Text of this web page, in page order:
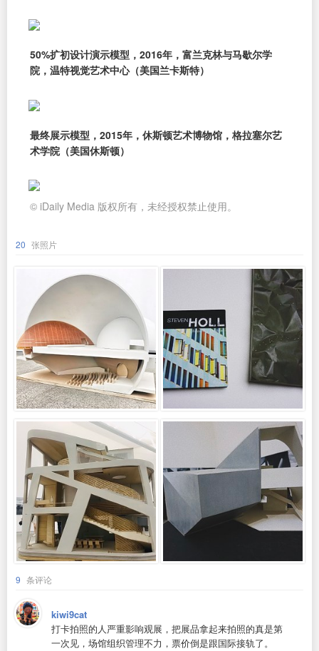
50%扩初设计演示模型，2016年，富兰克林与马歇尔学
院，温特视觉艺术中心（美国兰卡斯特）
最终展示模型，2015年，休斯顿艺术博物馆，格拉塞尔艺
术学院（美国休斯顿）
© iDaily Media 版权所有，未经授权禁止使用。
20 张照片
9 条评论
kiwi9cat
打卡拍照的人严重影响观展，把展品拿起来拍照的真是第
一次见，场馆组织管理不力，票价倒是跟国际接轨了。